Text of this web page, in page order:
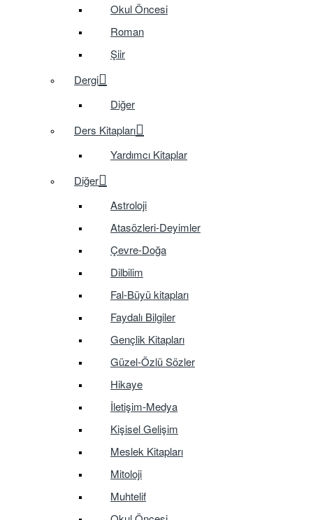
Okul Öncesi
Roman
Şiir
Dergi
Diğer
Ders Kitapları
Yardımcı Kitaplar
Diğer
Astroloji
Atasözleri-Deyimler
Çevre-Doğa
Dilbilim
Fal-Büyü kitapları
Faydalı Bilgiler
Gençlik Kitapları
Güzel-Özlü Sözler
Hikaye
İletişim-Medya
Kişisel Gelişim
Meslek Kitapları
Mitoloji
Muhtelif